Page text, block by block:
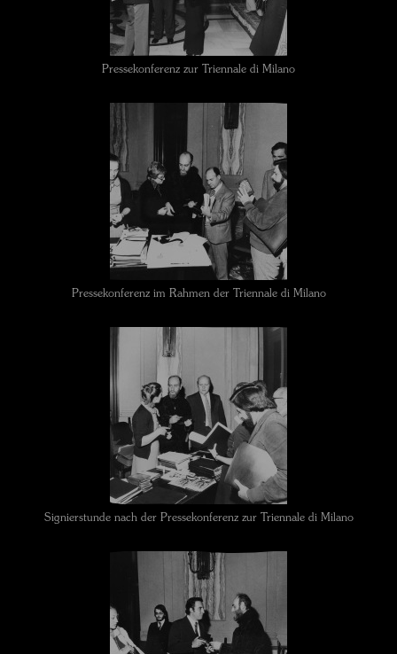
Pressekonferenz zur Triennale di Milano
Pressekonferenz im Rahmen der Triennale di Milano
Signierstunde nach der Pressekonferenz zur Triennale di Milano